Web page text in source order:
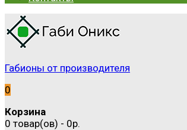
Габионы от производителя
0
Корзина
0 товар(ов) - 0р.